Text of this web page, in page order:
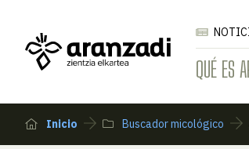
QUÉ ES
Inicio Buscador micológico